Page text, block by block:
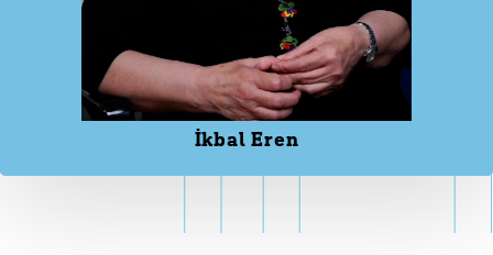
İkbal Eren